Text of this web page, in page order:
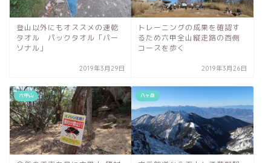
登山以外にもオススメの速乾
タオル パックタオル「パー
ソナル」
2019年3月29日
トレーニングの成果を確認す
るため六甲全山縦走路の西側
コースを歩く
2019年3月26日
六甲山 八ヶ岳